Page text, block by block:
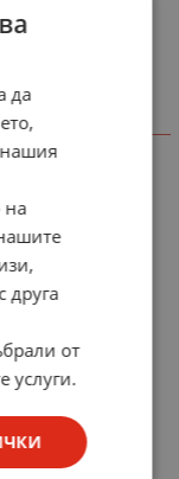
да
на
друга
от
услуги.